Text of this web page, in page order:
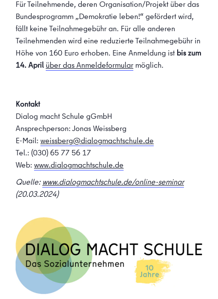
Für Teilnehmende, deren Organisation/Projekt über das
Bundesprogramm „Demokratie leben!“ gefördert wird,
fällt keine Teilnahmegebühr an. Für alle anderen
Teilnehmenden wird eine reduzierte Teilnahmegebühr in
Höhe von 160 Euro erhoben. Eine Anmeldung ist bis zum
14. April über das Anmeldeformular möglich.
Kontakt
Dialog macht Schule gGmbH
Ansprechperson: Jonas Weissberg
E-Mail: weissberg@dialogmachtschule.de
Tel.: (030) 65 77 56 17
Web: www.dialogmachtschule.de
Quelle: www.dialogmachtschule.de/online-seminar
(20.03.2024)